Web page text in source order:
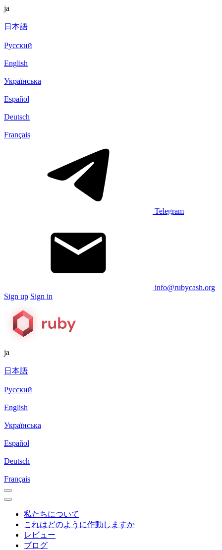
ja
日本語
Русский
English
Українська
Español
Deutsch
Français
Telegram
info@rubycash.org
Sign up Sign in
ja
日本語
Русский
English
Українська
Español
Deutsch
Français
私たちについて
これはどのように作動しますか
レビュー
ブログ